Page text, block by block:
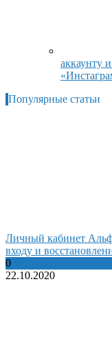
аккаунту
Популярные статьи
Личный кабинет
входу и
0
22.10.2020